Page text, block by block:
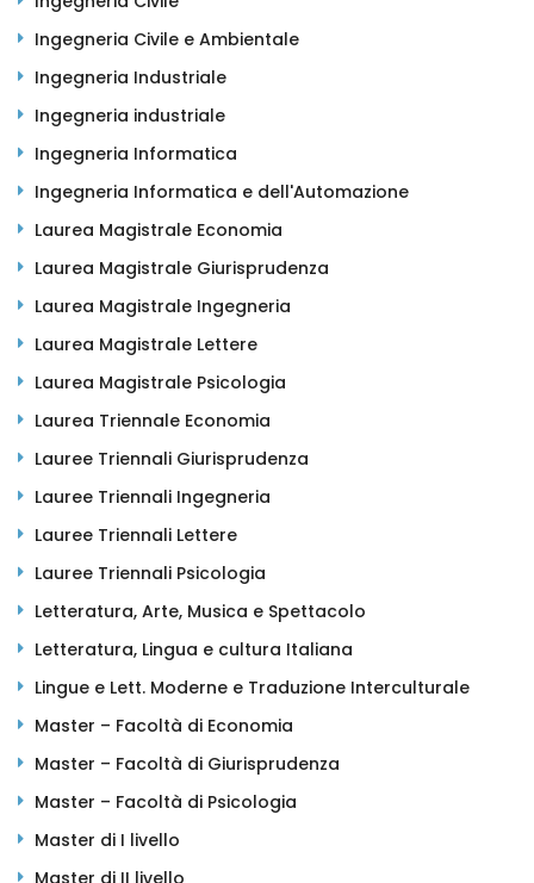
Ingegneria Civile e Ambientale
Ingegneria Industriale
Ingegneria industriale
Ingegneria Informatica
Ingegneria Informatica e dell'Automazione
Laurea Magistrale Economia
Laurea Magistrale Giurisprudenza
Laurea Magistrale Ingegneria
Laurea Magistrale Lettere
Laurea Magistrale Psicologia
Laurea Triennale Economia
Lauree Triennali Giurisprudenza
Lauree Triennali Ingegneria
Lauree Triennali Lettere
Lauree Triennali Psicologia
Letteratura, Arte, Musica e Spettacolo
Letteratura, Lingua e cultura Italiana
Lingue e Lett. Moderne e Traduzione Interculturale
Master – Facoltà di Economia
Master – Facoltà di Giurisprudenza
Master – Facoltà di Psicologia
Master di I livello
Master di II livello